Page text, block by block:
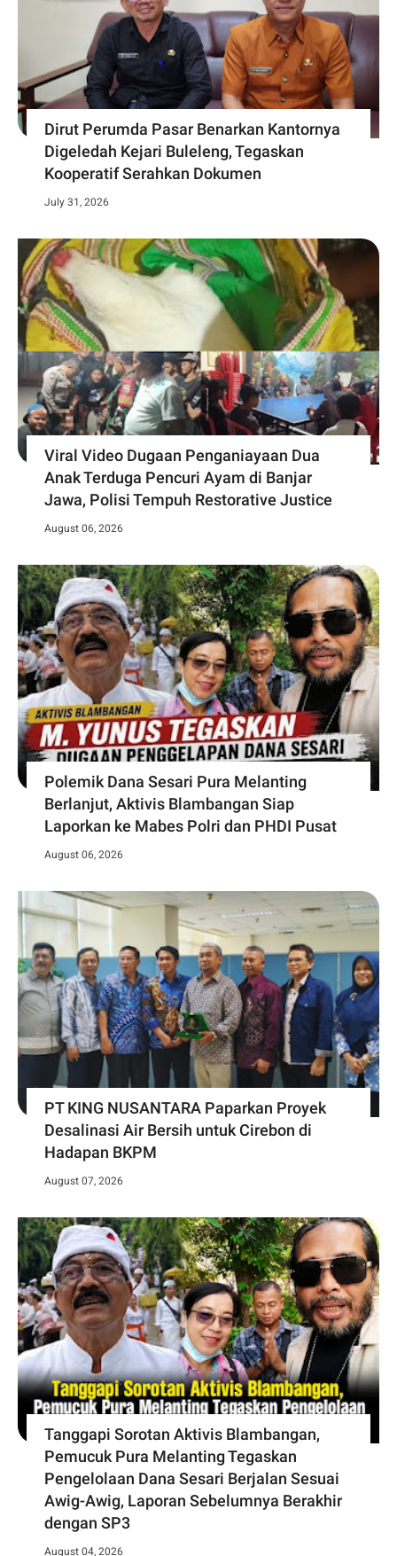
Dirut Perumda Pasar Benarkan Kantornya
Digeledah Kejari Buleleng, Tegaskan
Kooperatif Serahkan Dokumen
July 31, 2026
Viral Video Dugaan Penganiayaan Dua
Anak Terduga Pencuri Ayam di Banjar
Jawa, Polisi Tempuh Restorative Justice
August 06, 2026
Polemik Dana Sesari Pura Melanting
Berlanjut, Aktivis Blambangan Siap
Laporkan ke Mabes Polri dan PHDI Pusat
August 06, 2026
PT KING NUSANTARA Paparkan Proyek
Desalinasi Air Bersih untuk Cirebon di
Hadapan BKPM
August 07, 2026
Tanggapi Sorotan Aktivis Blambangan,
Pemucuk Pura Melanting Tegaskan
Pengelolaan Dana Sesari Berjalan Sesuai
Awig-Awig, Laporan Sebelumnya Berakhir
dengan SP3
August 04, 2026